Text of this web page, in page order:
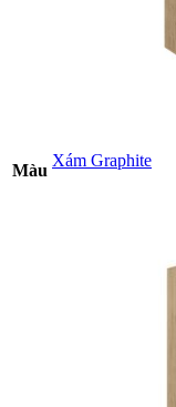
Màu
Xám Graphite